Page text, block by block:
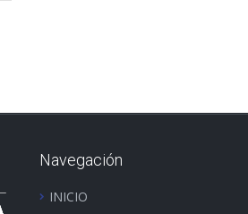
Navegación
INICIO